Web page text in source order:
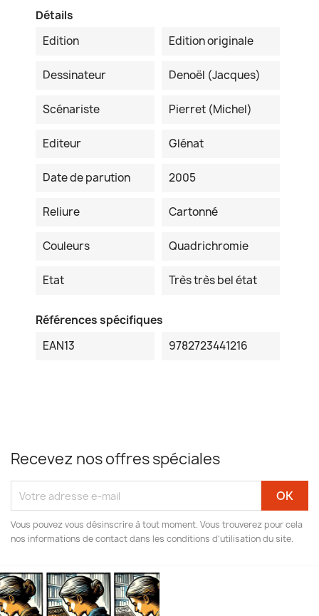
Détails
Edition
Edition originale
Dessinateur Denoël (Jacques)
Scénariste Pierret (Michel)
Editeur Glénat
Date de parution 2005
Reliure Cartonné
Couleurs Quadrichromie
Etat Très très bel état
Références spécifiques
EAN13
9782723441216
Recevez nos offres spéciales
Vous pouvez vous désinscrire à tout moment. Vous trouverez pour cela
nos informations de contact dans les conditions d'utilisation du site.